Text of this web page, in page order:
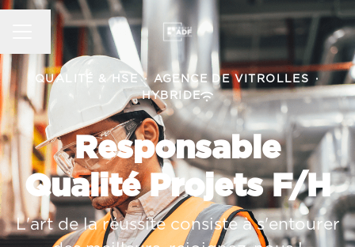
MENU CARRIÈRE
Changer la langue
QUALITÉ & HSE · AGENCE DE VITROLLES
·
HYBRIDE
Responsable
Qualité Projets F/H
L'art de la réussite consiste à s'entourer